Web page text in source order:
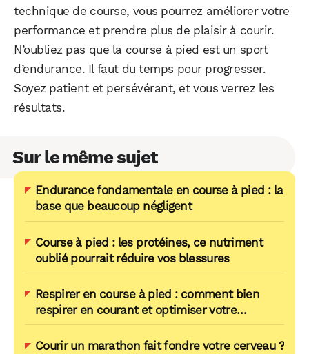
technique de course, vous pourrez améliorer votre
performance et prendre plus de plaisir à courir.
N’oubliez pas que la course à pied est un sport
d’endurance. Il faut du temps pour progresser.
Soyez patient et persévérant, et vous verrez les
résultats.
Sur le même sujet
Endurance fondamentale en course à pied : la
base que beaucoup négligent
Course à pied : les protéines, ce nutriment
oublié pourrait réduire vos blessures
Respirer en course à pied : comment bien
respirer en courant et optimiser votre
running ?
Courir un marathon fait fondre votre cerveau ?